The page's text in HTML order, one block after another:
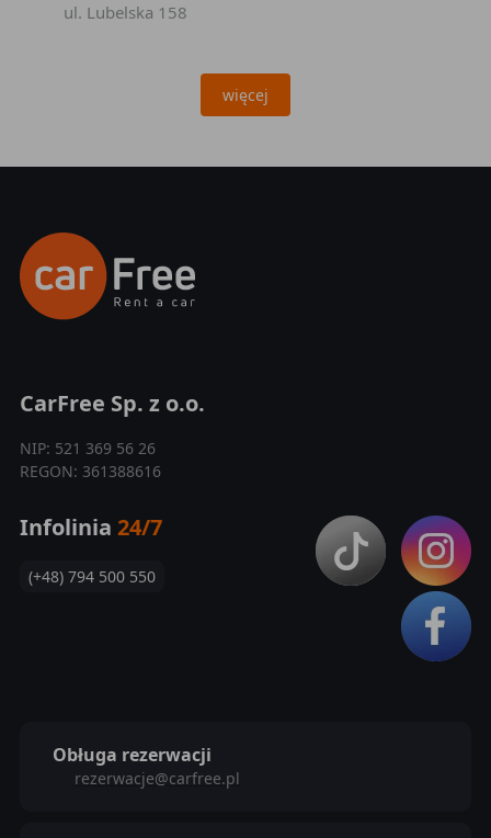
ul. Lubelska 158
więcej
CarFree Sp. z o.o.
NIP: 521 369 56 26
REGON: 361388616
Infolinia 24/7
(+48) 794 500 550
Obługa rezerwacji
rezerwacje@carfree.pl